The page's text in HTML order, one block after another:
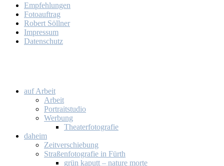
Emp­feh­lun­gen
Fo­to­auf­trag
Ro­bert Söll­ner
Im­pres­sum
Da­ten­schutz
auf Ar­beit
Ar­beit
Por­trait­stu­dio
Wer­bung
Thea­ter­fo­to­gra­fie
da­heim
Zeit­ver­schie­bung
Stra­ßen­fo­to­gra­fie in Fürth
grün ka­putt – na­tu­re mor­te